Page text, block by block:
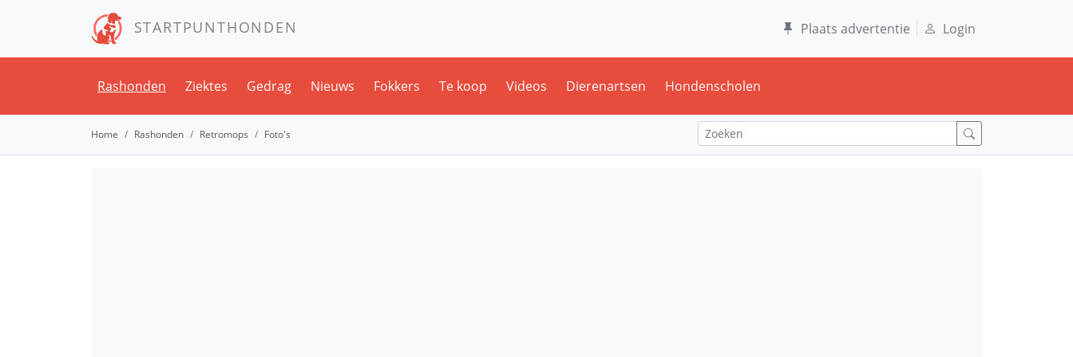
STARTPUNTHONDEN Plaats advertentie Login
Rashonden Ziektes Gedrag Nieuws Fokkers Te koop Videos Dierenartsen Hondenscholen
Home Rashonden Retromops Foto's